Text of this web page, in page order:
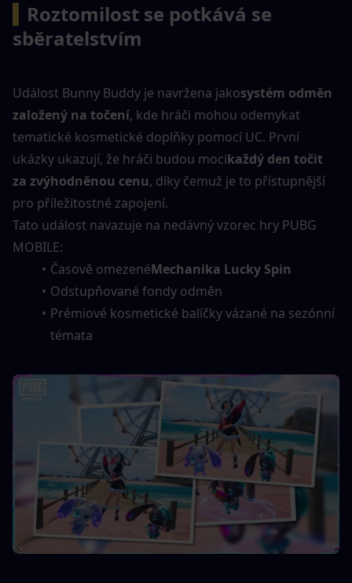
Roztomilost se potkává se
sběratelstvím
Událost Bunny Buddy je navržena jakosystém odměn
založený na točení, kde hráči mohou odemykat
tematické kosmetické doplňky pomocí UC. První
ukázky ukazují, že hráči budou mocikaždý den točit
za zvýhodněnou cenu, díky čemuž je to přístupnější
pro příležitostné zapojení.
Tato událost navazuje na nedávný vzorec hry PUBG
MOBILE:
Časově omezenéMechanika Lucky Spin
Odstupňované fondy odměn
Prémiové kosmetické balíčky vázané na sezónní
témata